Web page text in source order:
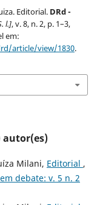
Editorial. DRd -
l.], v. 8, n. 2, p. 1–3,
em:
article/view/1830.
autor(es)
Milani, Editorial ,
debate: v. 5 n. 2